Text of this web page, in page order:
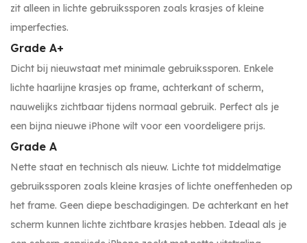
zit alleen in lichte gebruikssporen zoals krasjes of kleine
imperfecties.
Grade A+
Dicht bij nieuwstaat met minimale gebruikssporen. Enkele
lichte haarlijne krasjes op frame, achterkant of scherm,
nauwelijks zichtbaar tijdens normaal gebruik. Perfect als je
een bijna nieuwe iPhone wilt voor een voordeligere prijs.
Grade A
Nette staat en technisch als nieuw. Lichte tot middelmatige
gebruikssporen zoals kleine krasjes of lichte oneffenheden op
het frame. Geen diepe beschadigingen. De achterkant en het
scherm kunnen lichte zichtbare krasjes hebben. Ideaal als je